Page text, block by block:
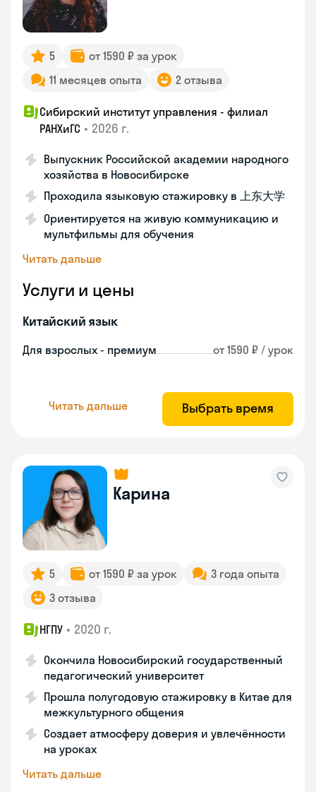
5
от 1590 ₽ за урок
11 месяцев опыта
2 отзыва
Сибирский институт управления - филиал
РАНХиГС • 2026 г.
Выпускник Российской академии народного
хозяйства в Новосибирске
Проходила языковую стажировку в 上东大学
Ориентируется на живую коммуникацию и
мультфильмы для обучения
Читать дальше
Услуги и цены
Китайский язык
Для взрослых - премиум от 1590 ₽ / урок
Читать дальше Выбрать время
Карина
5 от 1590 ₽ за урок
3 года опыта
3 отзыва
НГПУ • 2020 г.
Окончила Новосибирский государственный
педагогический университет
Прошла полугодовую стажировку в Китае для
межкультурного общения
Создает атмосферу доверия и увлечённости
на уроках
Читать дальше